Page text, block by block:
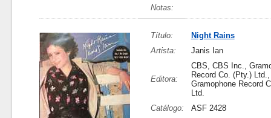
Notas:
Título:
Night Rains
Artista:
Janis Ian
Editora:
CBS, CBS Inc.,
Record Co. (Pty.) Ltd.,
Gramophone Record
Ltd.
Catálogo:
ASF 2428